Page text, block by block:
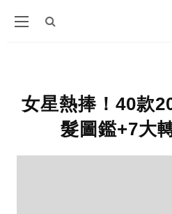
女星熱捧！40款
髮圖鑑+7大